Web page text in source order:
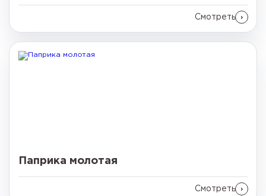
Смотреть
Паприка молотая
Смотреть